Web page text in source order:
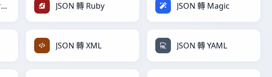
JSON 轉 reStructuredText JSON 轉 Ruby JSON 轉 Magic
JSON 轉 XML JSON 轉 YAML